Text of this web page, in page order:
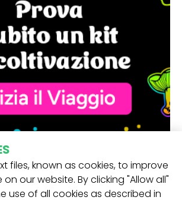
files, known as cookies, to improve
our website. By clicking "Allow all"
use of all cookies as described in